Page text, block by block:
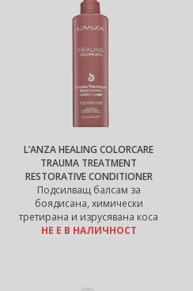
L’ANZA HEALING COLORCARE
TRAUMA TREATMENT
RESTORATIVE CONDITIONER
Подсилващ балсам за
боядисана, химически
третирана и изрусявана коса
НЕ Е В НАЛИЧНОСТ